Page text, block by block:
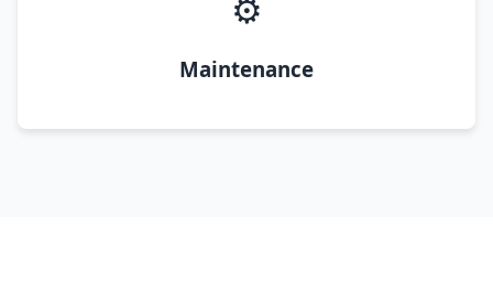
Maintenance